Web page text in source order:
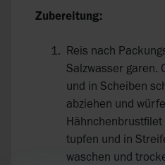
Zubereitung:
Reis nach
Salzwasser garen.
und in Scheiben
abziehen und
tupfen und in
waschen und